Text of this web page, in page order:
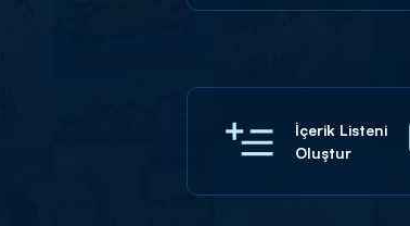
İçerik Listeni
Oluştur